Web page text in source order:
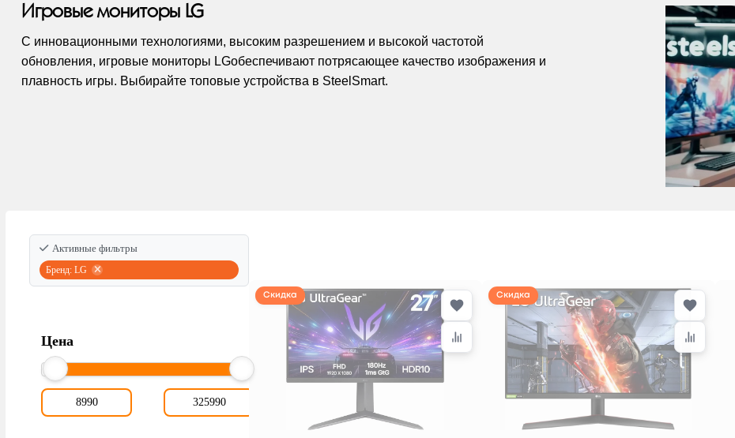
Игровые мониторы LG
С инновационными технологиями, высоким разрешением и высокой частотой
обновления, игровые мониторы LGобеспечивают потрясающее качество изображения и
плавность игры. Выбирайте топовые устройства в SteelSmart.
Активные фильтры
Бренд: LG
Цена
Скидка Скидка